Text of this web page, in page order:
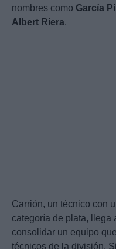
nombres como García
Albert Riera.
Carrión, un técnico con
categoría de plata, llega
consolidar un equipo
técnicos de la división.